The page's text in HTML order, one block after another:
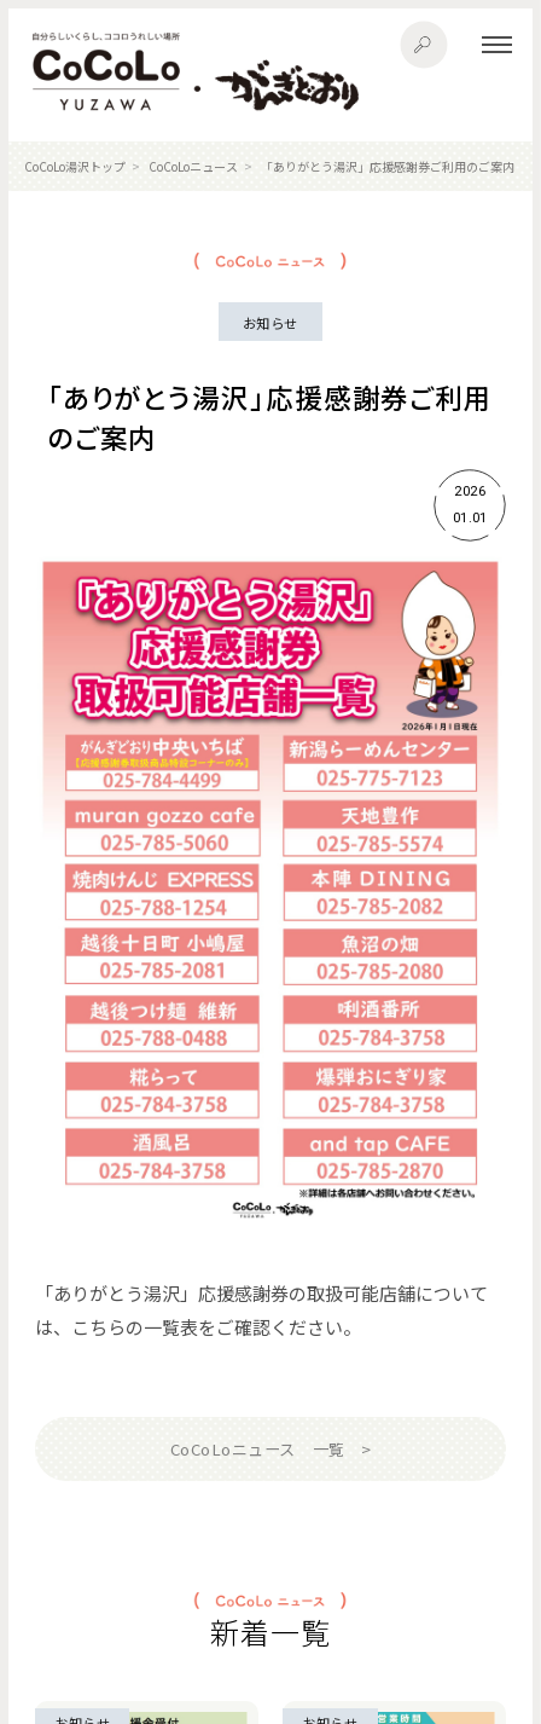
CoCoLo湯沢トップ CoCoLoニュース 「ありがとう湯沢」応援感謝券ご利用のご案内
お知らせ
「ありがとう湯沢」応援感謝券ご利用
のご案内
2026
01.01
「ありがとう湯沢」応援感謝券の取扱可能店舗について
は、こちらの一覧表をご確認ください。
CoCoLoニュース 一覧
新着一覧